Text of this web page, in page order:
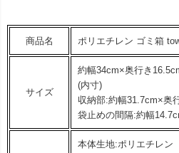
商品名 ポリエチレン ゴミ箱
サイズ
約幅34cm×奥行き
(内寸)
収納部:約幅31.7cm×奥
袋止めの間隔:約幅
本体生地:ポリエチレン